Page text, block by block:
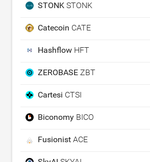
STONK STONK
Catecoin CATE
Hashflow HFT
ZEROBASE ZBT
Cartesi CTSI
Biconomy BICO
Fusionist ACE